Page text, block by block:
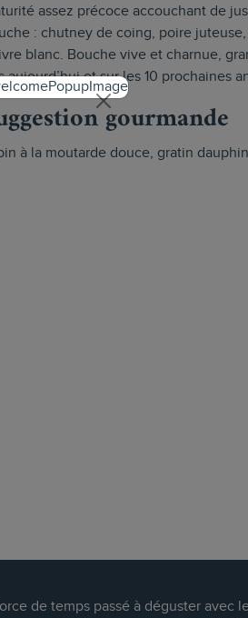
assez précoce accouchant de
: chutney de coing, poire
blanc. Bouche vive et charnue,
aujourd’hui et sur les 10 prochaines
gourmande
à la moutarde douce, gratin
de temps passé à déguster avec